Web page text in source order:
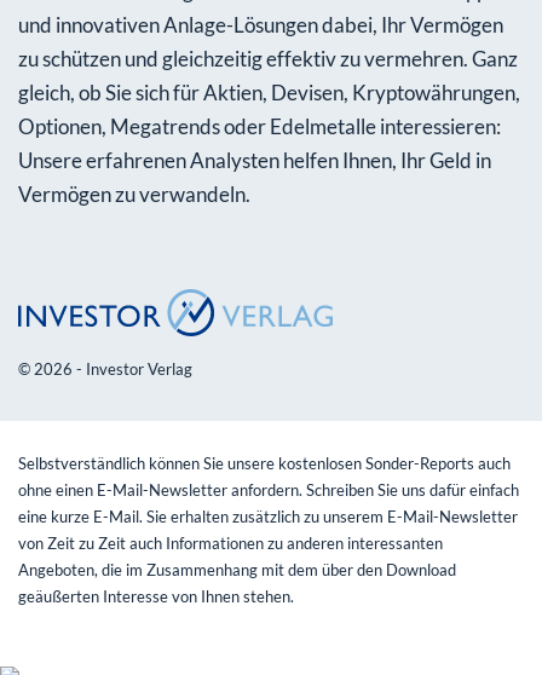
und innovativen Anlage-Lösungen dabei, Ihr Vermögen
zu schützen und gleichzeitig effektiv zu vermehren. Ganz
gleich, ob Sie sich für Aktien, Devisen, Kryptowährungen,
Optionen, Megatrends oder Edelmetalle interessieren:
Unsere erfahrenen Analysten helfen Ihnen, Ihr Geld in
Vermögen zu verwandeln.
© 2026 - Investor Verlag
Selbstverständlich können Sie unsere kostenlosen Sonder-Reports auch
ohne einen E-Mail-Newsletter anfordern. Schreiben Sie uns dafür einfach
eine kurze E-Mail. Sie erhalten zusätzlich zu unserem E-Mail-Newsletter
von Zeit zu Zeit auch Informationen zu anderen interessanten
Angeboten, die im Zusammenhang mit dem über den Download
geäußerten Interesse von Ihnen stehen.